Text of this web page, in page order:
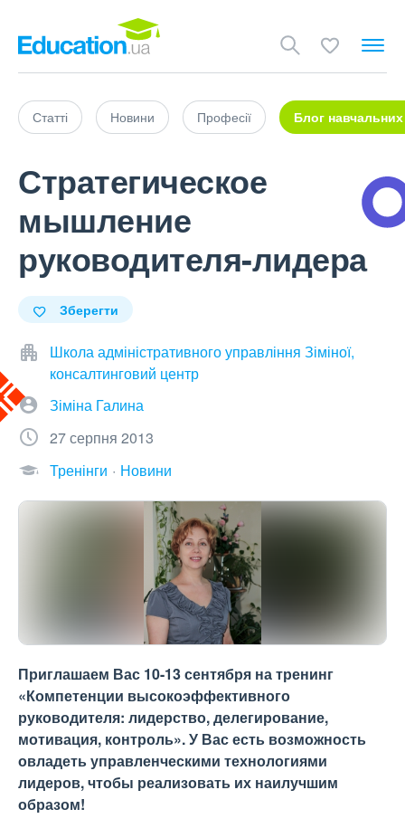
Статті Новини Професії Блог навчальних
Стратегическое
мышление
руководителя-лидера
Зберегти
Школа адміністративного управління Зіміної,
консалтинговий центр
Зіміна Галина
27 серпня 2013
Тренінги
Новини
Приглашаем Вас 10-13 сентября на тренинг
«Компетенции высокоэффективного
руководителя: лидерство, делегирование,
мотивация, контроль». У Вас есть возможность
овладеть управленческими технологиями
лидеров, чтобы реализовать их наилучшим
образом!